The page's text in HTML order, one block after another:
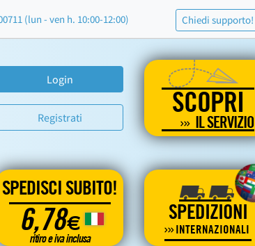
(lun - ven h. 10:00-12:00) Chiedi supporto!
Login
Registrati SCOPRI
IL SERVIZIO
SPEDISCI SUBITO!
6,78€
ritiro e iva inclusa
SPEDIZIONI
INTERNAZIONALI